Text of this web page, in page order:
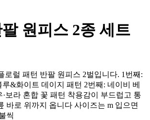
원피스 2종 세트
로럴 패턴 반팔 원피스 2벌입니다. 1번째:
&화이트 데이지 패턴 2번째: 네이비 베
·보라 혼합 꽃 패턴 착용감이 부드럽고 통
바로 위까지 옵니다 사이즈는 m 입으면
씩